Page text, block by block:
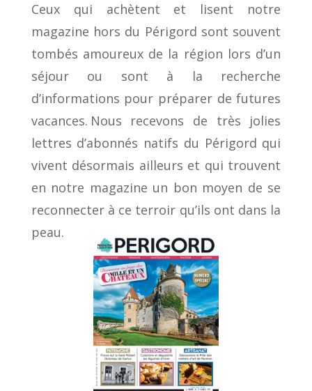
Ceux qui achètent et lisent notre
magazine hors du Périgord sont souvent
tombés amoureux de la région lors d’un
séjour ou sont à la recherche
d’informations pour préparer de futures
vacances. Nous recevons de très jolies
lettres d’abonnés natifs du Périgord qui
vivent désormais ailleurs et qui trouvent
en notre magazine un bon moyen de se
reconnecter à ce terroir qu’ils ont dans la
peau.